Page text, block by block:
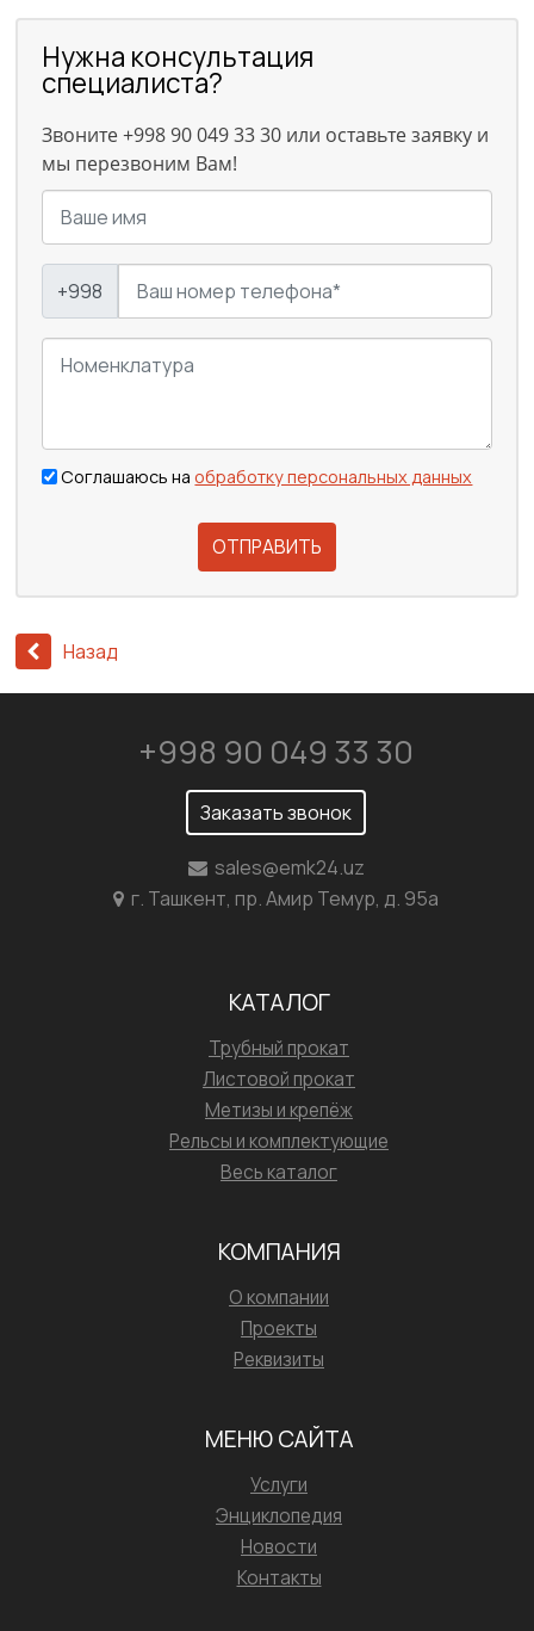
Нужна консультация
специалиста?
Звоните +998 90 049 33 30 или оставьте заявку и
мы перезвоним Вам!
+998
Соглашаюсь наобработку персональных данных
ОТПРАВИТЬ
Назад
+998 90 049 33 30
Заказать звонок
sales@emk24.uz
г. Ташкент, пр. Амир Темур, д. 95а
КАТАЛОГ
Трубный прокат
Листовой прокат
Метизы и крепёж
Рельсы и комплектующие
Весь каталог
КОМПАНИЯ
О компании
Проекты
Реквизиты
МЕНЮ САЙТА
Услуги
Энциклопедия
Новости
Контакты